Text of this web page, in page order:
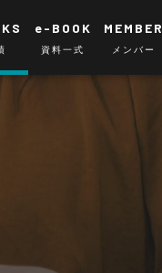
e-BOOK
資料一式
MEMBER
メンバー